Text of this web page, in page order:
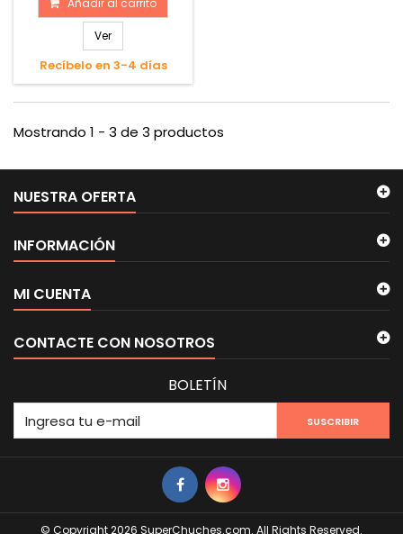
Ver
Recíbelo en 3-4 días
Mostrando 1 - 3 de 3 productos
NUESTRA OFERTA
INFORMACIÓN
© Copyright 2026 SuperChuches.com. All Rights Reserved.
MI CUENTA
CONTACTE CON NOSOTROS
BOLETÍN
SUSCRIBIR